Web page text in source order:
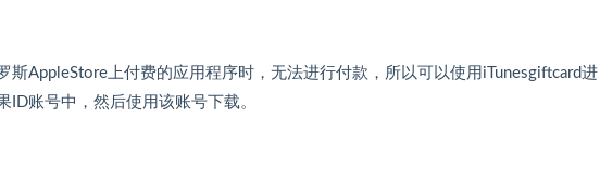
斯AppleStore上付费的应用程序时，无法进行付款，所以可以使用iTunesgiftcard进
ID账号中，然后使用该账号下载。